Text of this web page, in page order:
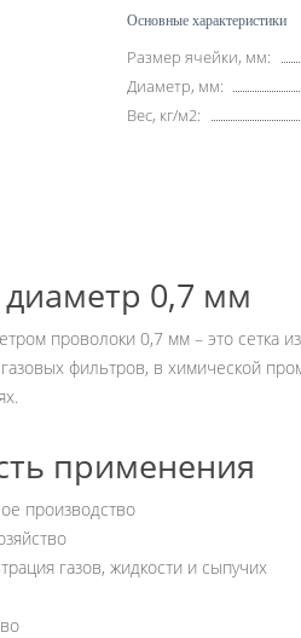
Основные характеристики
Размер ячейки, мм:
Диаметр, мм:
Вес, кг/м2:
0,7 мм
проволоки 0,7 мм – это сетка
фильтров, в химической
применения
производство
газов, жидкости и сыпучих